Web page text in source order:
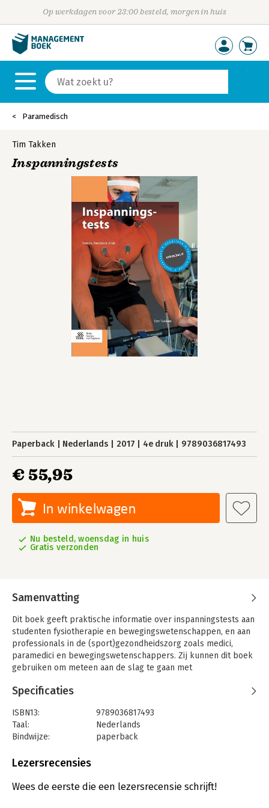
Op werkdagen voor 23:00 besteld, morgen in huis
Paramedisch
Tim Takken
Inspanningstests
Paperback Nederlands 2017 4e druk 9789036817493
€ 55,95
In winkelwagen
Nu besteld, woensdag in huis
Gratis verzonden
Samenvatting
Dit boek geeft praktische informatie over inspanningstests aan
studenten fysiotherapie en bewegingswetenschappen, en aan
professionals in de (sport)gezondheidszorg zoals medici,
paramedici en bewegingswetenschappers. Zij kunnen dit boek
gebruiken om meteen aan de slag te gaan met
gesneden trainingsprogramma’s voor mensen met een
en maken een training effectiever. Daardoor worden de
motivatie en therapietrouw van de patiënt vergroot.
Inspanningstests is een praktisch boek. Het behandelt eerst
instrumentarium dat de fysieke prestaties meet. Daarna
de manier waarop de resultaten ervan geïnterpreteerd moeten
Specificaties
ISBN13:
9789036817493
Taal:
Nederlands
Bindwijze:
paperback
Uitgever:
Verschijningsdatum:
19-5-2017
Lezersrecensies
Wees de eerste die een lezersrecensie schrijft!